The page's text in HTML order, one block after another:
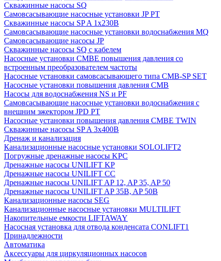
Скважинные насосы SQ
Самовсасывающие насосные установки JP PT
Скважинные насосы SP A 1x230В
Самовсасывающие насосные установки водоснабжения MQ
Самовсасывающие насосы JP
Скважинные насосы SQ с кабелем
Насосные установки CMBE повышения давления со
встроенным преобразователем частоты
Насосные установки самовсасывающего типа CMB-SP SET
Насосные установки повышения давления CMB
Насосы для водоснабжения NS и PF
Самовсасывающие насосные установки водоснабжения с
внешним эжектором JPD PT
Насосные установки повышения давления CMBE TWIN
Скважинные насосы SP A 3x400В
Дренаж и канализация
Канализационные насосные установки SOLOLIFT2
Погружные дренажные насосы KPC
Дренажные насосы UNILIFT KP
Дренажные насосы UNILIFT CC
Дренажные насосы UNILIFT AP 12, AP 35, AP 50
Дренажные насосы UNILIFT AP 35B, AP 50B
Канализационные насосы SEG
Канализационные насосные установки MULTILIFT
Накопительные емкости LIFTAWAY
Насосная установка для отвода конденсата CONLIFT1
Принадлежности
Автоматика
Аксессуары для циркуляционных насосов